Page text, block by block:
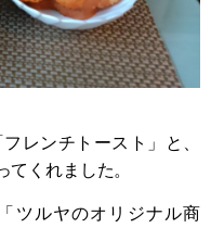
レンチトースト」と、
てくれました。
ツルヤのオリジナル商